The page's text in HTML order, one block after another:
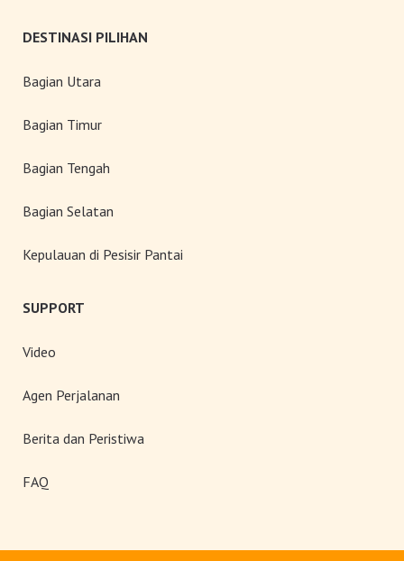
DESTINASI PILIHAN
Bagian Utara
Bagian Timur
Bagian Tengah
Bagian Selatan
Kepulauan di Pesisir Pantai
SUPPORT
Video
Agen Perjalanan
Berita dan Peristiwa
FAQ